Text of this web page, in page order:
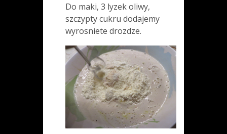
Do maki, 3 lyzek oliwy,
szczypty cukru dodajemy
wyrosniete drozdze.